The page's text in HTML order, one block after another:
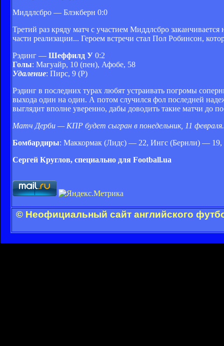
Миддлсбро — Блэкберн 0:0
Третий раз кряду матч с участием Миддлсбро
части реализации... Героем встречи стал Пол Робинсон,
Рэдинг — Шеффилд У 0:2
Голы: Магуайр, 10 (пен), Афобе, 58
Удаление: Пирс, 9 (Р)
Рэдинг в последних турах любят устраивать погромы
выхода один на один. А потом случился фол последней
выглядит вполне уверенно, дабы доводить такие матчи до
Матч Дерби — КПР будет сыгран в понедельник, 11 февраля.
Бомбардиры: Маккормак (Лидс) — 22, Ингс (Бернли) —
Сергей Круглов, специально для Football.ua
© Неофициальный сайт английского